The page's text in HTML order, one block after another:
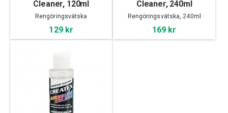
Cleaner, 120ml
Rengöringsvätska
129 kr
Cleaner, 240ml
Rengöringsvätska, 240ml
169 kr